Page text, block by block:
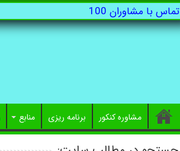
تماس با مشاوران 100
مشاوره کنکور برنامه ریزی منابع